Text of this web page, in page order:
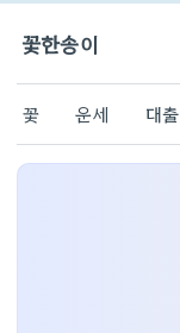
꽃한송이
꽃 운세 대출